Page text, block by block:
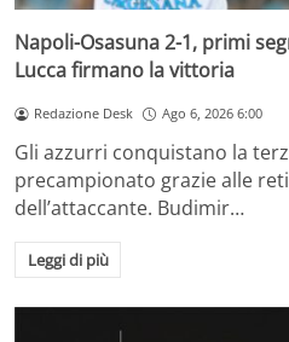
Napoli-Osasuna 2-1, primi
Lucca firmano la vittoria
Redazione Desk Ago 6, 2026 6:00
Gli azzurri conquistano la
precampionato grazie alle
dell’attaccante. Budimir…
Leggi di più